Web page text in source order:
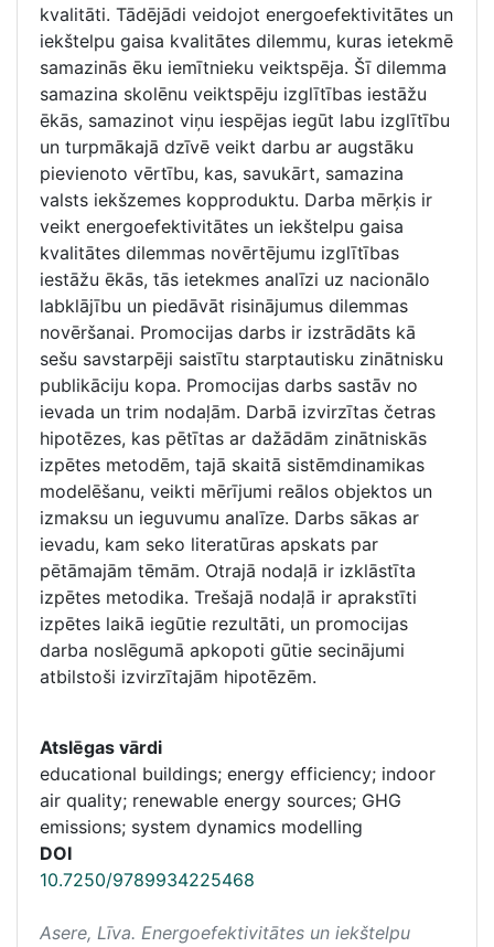
kvalitāti. Tādējādi veidojot energoefektivitātes un
iekštelpu gaisa kvalitātes dilemmu, kuras ietekmē
samazinās ēku iemītnieku veiktspēja. Šī dilemma
samazina skolēnu veiktspēju izglītības iestāžu
ēkās, samazinot viņu iespējas iegūt labu izglītību
un turpmākajā dzīvē veikt darbu ar augstāku
pievienoto vērtību, kas, savukārt, samazina
valsts iekšzemes kopproduktu. Darba mērķis ir
veikt energoefektivitātes un iekštelpu gaisa
kvalitātes dilemmas novērtējumu izglītības
iestāžu ēkās, tās ietekmes analīzi uz nacionālo
labklājību un piedāvāt risinājumus dilemmas
novēršanai. Promocijas darbs ir izstrādāts kā
sešu savstarpēji saistītu starptautisku zinātnisku
publikāciju kopa. Promocijas darbs sastāv no
ievada un trim nodaļām. Darbā izvirzītas četras
hipotēzes, kas pētītas ar dažādām zinātniskās
izpētes metodēm, tajā skaitā sistēmdinamikas
modelēšanu, veikti mērījumi reālos objektos un
izmaksu un ieguvumu analīze. Darbs sākas ar
ievadu, kam seko literatūras apskats par
pētāmajām tēmām. Otrajā nodaļā ir izklāstīta
izpētes metodika. Trešajā nodaļā ir aprakstīti
izpētes laikā iegūtie rezultāti, un promocijas
darba noslēgumā apkopoti gūtie secinājumi
atbilstoši izvirzītajām hipotēzēm.
Atslēgas vārdi
educational buildings; energy efficiency; indoor
air quality; renewable energy sources; GHG
emissions; system dynamics modelling
DOI
10.7250/9789934225468
Asere, Līva. Energoefektivitātes un iekštelpu